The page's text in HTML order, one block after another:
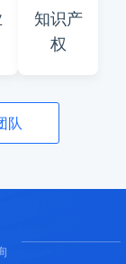
知识产
权
队